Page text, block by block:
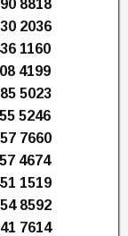
8818
2036
1160
4199
5023
5246
7660
4674
1519
8592
7614